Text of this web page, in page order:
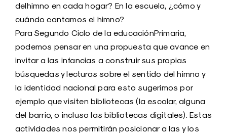
delhimno en cada hogar? En la escuela, ¿cómo y
cuándo cantamos el himno?
Para Segundo Ciclo de la educaciónPrimaria,
podemos pensar en una propuesta que avance en
invitar a las infancias a construir sus propias
búsquedas y lecturas sobre el sentido del himno y
la identidad nacional para esto sugerimos por
ejemplo que visiten bibliotecas (la escolar, alguna
del barrio, o incluso las bibliotecas digitales). Estas
actividades nos permitirán posicionar a las y los